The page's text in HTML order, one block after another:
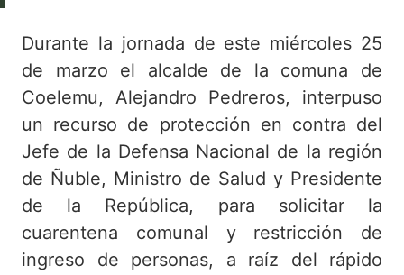
Durante la jornada de este miércoles 25
de marzo el alcalde de la comuna de
Coelemu, Alejandro Pedreros, interpuso
un recurso de protección en contra del
Jefe de la Defensa Nacional de la región
de Ñuble, Ministro de Salud y Presidente
de la República, para solicitar la
cuarentena comunal y restricción de
ingreso de personas, a raíz del rápido